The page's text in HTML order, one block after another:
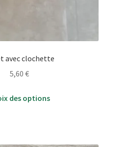
avec clochette
5,60 €
des options